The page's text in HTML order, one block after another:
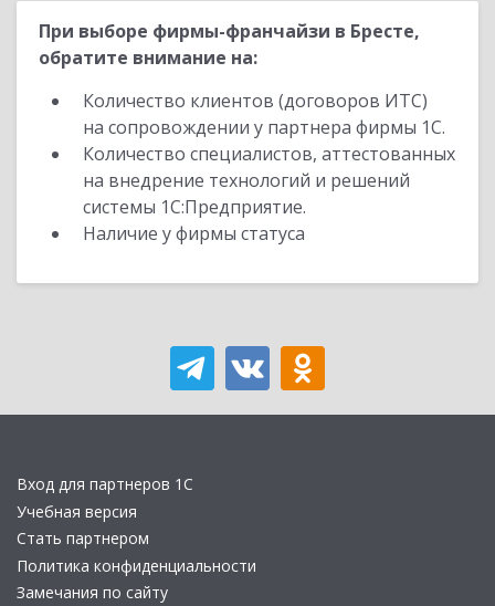
При выборе фирмы-франчайзи в Бресте,
обратите внимание на:
Количество клиентов (договоров ИТС)
на сопровождении у партнера фирмы 1С.
Количество специалистов, аттестованных
на внедрение технологий и решений
системы 1С:Предприятие.
Наличие у фирмы статуса
Вход для партнеров 1С
Учебная версия
Стать партнером
Политика конфиденциальности
Замечания по сайту